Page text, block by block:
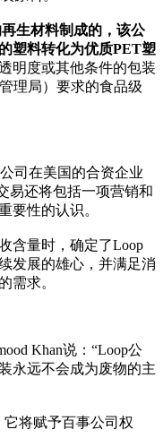
生材料制成的，该公
塑料转化为优质PET塑
明度或其他条件的包装
理局）要求的食品级
司在美国的合资企业
易还将包括一项营销和
要性的认识。
含量时，确定了Loop
发展的雄心，并满足消
需求。
Khan说：“Loop公
永远不会成为废物的主
将赋予百事公司权